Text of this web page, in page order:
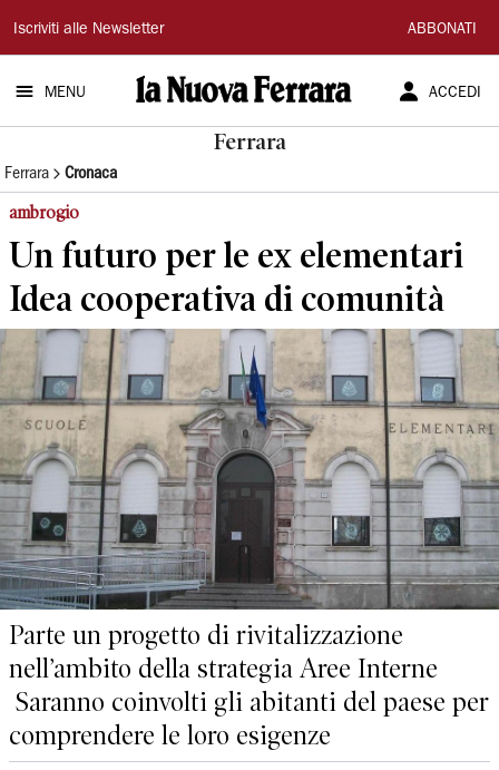
La
Nuova
Ferrara
Iscriviti alle Newsletter ABBONATI
MENU ACCEDI
Ferrara
Ferrara Cronaca
ambrogio
Un futuro per le ex elementari
Idea cooperativa di comunità
Parte un progetto di rivitalizzazione
nell’ambito della strategia Aree Interne
Saranno coinvolti gli abitanti del paese per
comprendere le loro esigenze